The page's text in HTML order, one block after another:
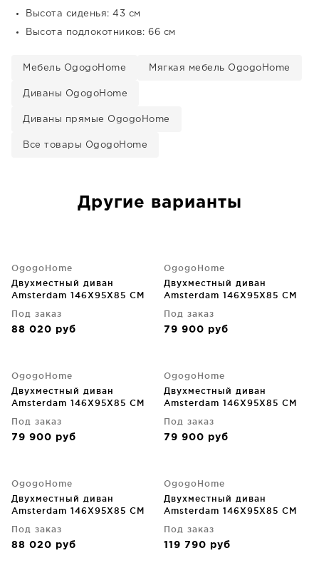
Высота сиденья: 43 см
Высота подлокотников: 66 см
Мебель OgogoHome Мягкая мебель OgogoHome
Диваны OgogoHome
Диваны прямые OgogoHome
Все товары OgogoHome
Другие варианты
OgogoHome
Двухместный диван
Amsterdam 146X95X85 CM
Под заказ
88 020 руб
OgogoHome
Двухместный диван
Amsterdam 146X95X85 CM
Под заказ
79 900 руб
OgogoHome
Двухместный диван
Amsterdam 146X95X85 CM
Под заказ
79 900 руб
OgogoHome
Двухместный диван
Amsterdam 146X95X85 CM
Под заказ
79 900 руб
OgogoHome
Двухместный диван
Amsterdam 146X95X85 CM
Под заказ
88 020 руб
OgogoHome
Двухместный диван
Amsterdam 146X95X85 CM
Под заказ
119 790 руб